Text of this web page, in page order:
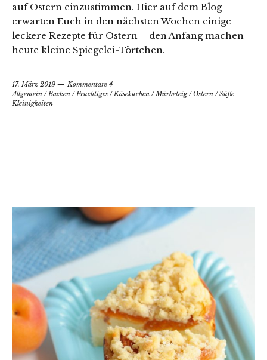
auf Ostern einzustimmen. Hier auf dem Blog
erwarten Euch in den nächsten Wochen einige
leckere Rezepte für Ostern – den Anfang machen
heute kleine Spiegelei-Törtchen.
17. März 2019
Kommentare 4
Allgemein / Backen / Fruchtiges / Käsekuchen / Mürbeteig/Ostern /Süße
Kleinigkeiten